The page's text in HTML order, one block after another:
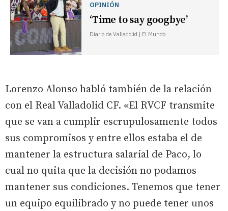
OPINIÓN
‘Time to say googbye’
Diario de Valladolid | El Mundo
Lorenzo Alonso habló también de la relación
con el Real Valladolid CF. «El RVCF transmite
que se van a cumplir escrupulosamente todos
sus compromisos y entre ellos estaba el de
mantener la estructura salarial de Paco, lo
cual no quita que la decisión no podamos
mantener sus condiciones. Tenemos que tener
un equipo equilibrado y no puede tener unos